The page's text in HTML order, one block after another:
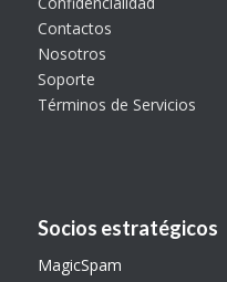
Contactos
Nosotros
Soporte
Términos de Servicios
Socios estratégicos
MagicSpam